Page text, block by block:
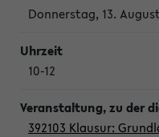
Donnerstag, 13.
10-12
392103 Klausur: